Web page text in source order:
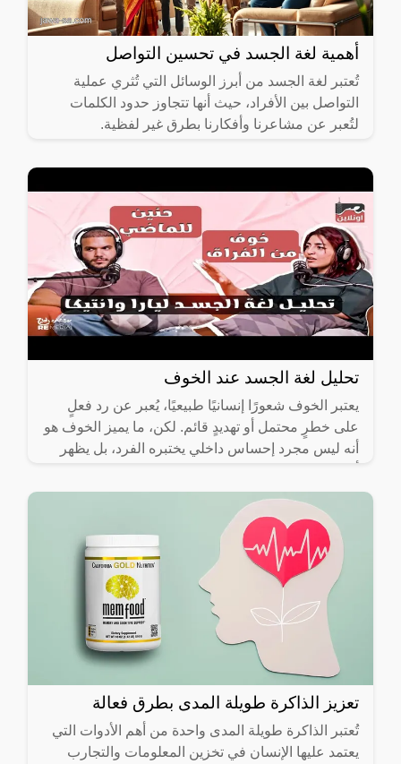
أهمية لغة الجسد في تحسين التواصل
تُعتبر لغة الجسد من أبرز الوسائل التي تُثري عملية
التواصل بين الأفراد، حيث أنها تتجاوز حدود الكلمات
لتُعبر عن مشاعرنا وأفكارنا بطرق غير لفظية.
تحليل لغة الجسد عند الخوف
يعتبر الخوف شعورًا إنسانيًا طبيعيًا، يُعبر عن رد فعلٍ
على خطرٍ محتمل أو تهديدٍ قائم. لكن، ما يميز الخوف هو
أنه ليس مجرد إحساس داخلي يختبره الفرد، بل يظهر
تعزيز الذاكرة طويلة المدى بطرق فعالة
تُعتبر الذاكرة طويلة المدى واحدة من أهم الأدوات التي
يعتمد عليها الإنسان في تخزين المعلومات والتجارب